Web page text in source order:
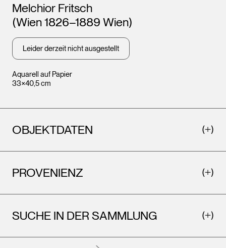
Aquarell auf Papier
33×40,5 cm
Künstler*innen
Melchior Fritsch
(Wien 1826–1889 Wien)
Leider derzeit nicht ausgestellt
OBJEKTDATEN
PROVENIENZ
SUCHE IN DER SAMMLUNG